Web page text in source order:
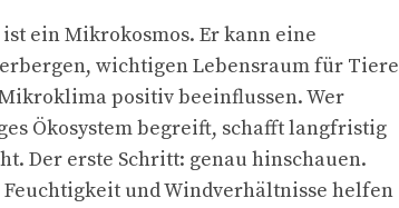
ein Mikrokosmos. Er kann eine
wichtigen Lebensraum für Tiere
positiv beeinflussen. Wer
Ökosystem begreift, schafft langfristig
Der erste Schritt: genau hinschauen.
und Windverhältnisse helfen